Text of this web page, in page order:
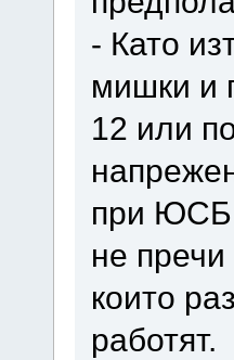
- Като
мишки и
12 или
при ЮСБ
не
които
работят.